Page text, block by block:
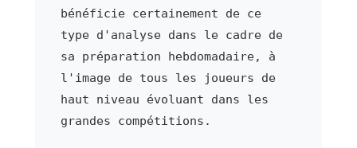
bénéficie certainement de ce
type d'analyse dans le cadre de
sa préparation hebdomadaire, à
l'image de tous les joueurs de
haut niveau évoluant dans les
grandes compétitions.